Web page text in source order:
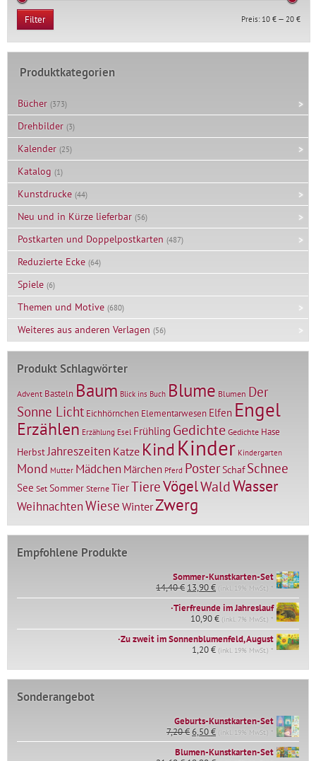
Min.
Max.
Filter Preis: 10 € — 20 €
Produktkategorien
Bücher (373)
Drehbilder (3)
Kalender (25)
Katalog (1)
Kunstdrucke (44)
Neu und in Kürze lieferbar (56)
Postkarten und Doppelpostkarten (487)
Reduzierte Ecke (64)
Spiele (6)
Themen und Motive (680)
Weiteres aus anderen Verlagen (56)
Produkt Schlagwörter
Advent Basteln Baum Blick ins Buch Blume Blumen Der
Sonne Licht Eichhörnchen Elementarwesen Elfen Engel
Erzählen Erzählung Esel Frühling Gedichte Gedichte Hase
HerbstJahreszeitenKatze KindKinder Kindergarten
Mond Mutter Mädchen Märchen Pferd PosterSchaf Schnee
See Set Sommer Sterne TierTiereVögelWaldWasser
WeihnachtenWiese WinterZwerg
Empfohlene Produkte
Sommer-Kunstkarten-Set
14,40€ Ursprünglicher
Preis
war:
14,40 €
13,90€Aktueller
Preis
ist:
13,90 €.
(inkl. 19% MwSt.) *
∙Tierfreunde im Jahreslauf
10,90€ (inkl. 7% MwSt.) *
∙Zu zweit im Sonnenblumenfeld, August
1,20€ (inkl. 19% MwSt.) *
Sonderangebot
Geburts-Kunstkarten-Set
7,20€Ursprünglicher
Preis
war:
6,50€Aktueller
Preis
ist:
(inkl. 19% MwSt.) *
Blumen-Kunstkarten-Set